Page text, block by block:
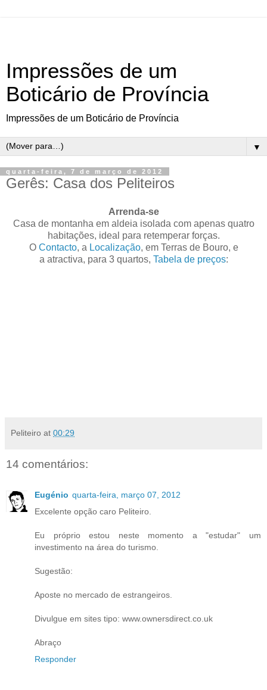
Impressões de um
Boticário de Província
Impressões de um Boticário de Província
▼
quarta-feira, 7 de março de 2012
Gerês: Casa dos Peliteiros
Arrenda-se
Casa de montanha em aldeia isolada com apenas quatro
habitações, ideal para retemperar forças.
O Contacto, a Localização, em Terras de Bouro, e
a atractiva, para 3 quartos, Tabela de preços:
Peliteiro at 00:29
14 comentários:
Eugénio quarta-feira, março 07, 2012
Excelente opção caro Peliteiro.
Eu próprio estou neste momento a "estudar" um
investimento na área do turismo.
Sugestão:
Aposte no mercado de estrangeiros.
Divulgue em sites tipo: www.ownersdirect.co.uk
Abraço
Responder